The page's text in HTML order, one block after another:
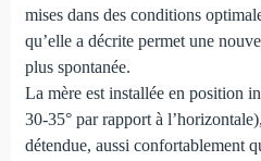
mises dans des conditions
qu’elle a décrite permet une
plus spontanée.
La mère est installée en position
30-35° par rapport à
détendue, aussi confortablement